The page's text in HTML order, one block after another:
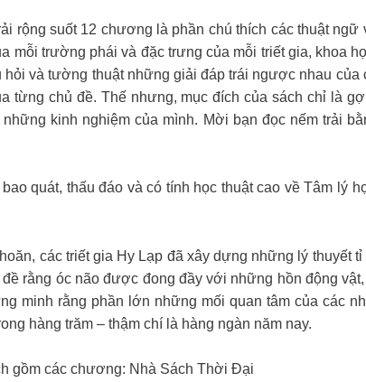
rộng suốt 12 chương là phần chú thích các thuật
mỗi trường phái và đặc trưng của mỗi triết gia, khoa
và tường thuật những giải đáp trái ngược nhau của
từng chủ đề. Thế nhưng, mục đích của sách chỉ là
kinh nghiệm của mình. Mời bạn đọc nếm trải
quát, thấu đáo và có tính học thuật cao về Tâm lý
các triết gia Hy Lạp đã xây dựng những lý thuyết
rằng óc não được đong đầy với những hồn động
minh rằng phần lớn những mối quan tâm của các
hàng trăm – thậm chí là hàng ngàn năm nay.
gồm các chương: Nhà Sách Thời Đại